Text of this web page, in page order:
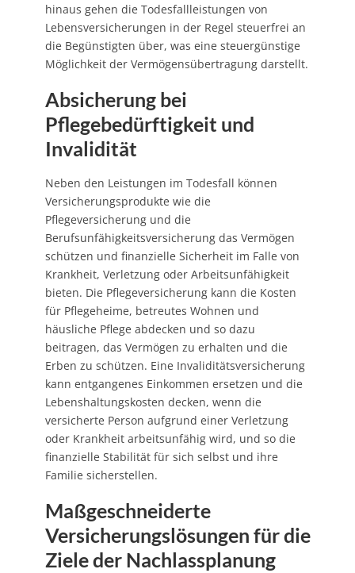
hinaus gehen die Todesfallleistungen von
Lebensversicherungen in der Regel steuerfrei an
die Begünstigten über, was eine steuergünstige
Möglichkeit der Vermögensübertragung darstellt.
Absicherung bei
Pflegebedürftigkeit und
Invalidität
Neben den Leistungen im Todesfall können
Versicherungsprodukte wie die
Pflegeversicherung und die
Berufsunfähigkeitsversicherung das Vermögen
schützen und finanzielle Sicherheit im Falle von
Krankheit, Verletzung oder Arbeitsunfähigkeit
bieten. Die Pflegeversicherung kann die Kosten
für Pflegeheime, betreutes Wohnen und
häusliche Pflege abdecken und so dazu
beitragen, das Vermögen zu erhalten und die
Erben zu schützen. Eine Invaliditätsversicherung
kann entgangenes Einkommen ersetzen und die
Lebenshaltungskosten decken, wenn die
versicherte Person aufgrund einer Verletzung
oder Krankheit arbeitsunfähig wird, und so die
finanzielle Stabilität für sich selbst und ihre
Familie sicherstellen.
Maßgeschneiderte
Versicherungslösungen für die
Ziele der Nachlassplanung